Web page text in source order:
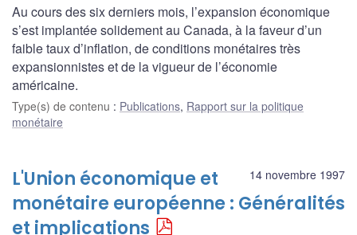
Au cours des six derniers mois, l’expansion économique
s’est implantée solidement au Canada, à la faveur d’un
faible taux d’inflation, de conditions monétaires très
expansionnistes et de la vigueur de l’économie
américaine.
Type(s) de contenu : Publications, Rapport sur la politique
monétaire
14 novembre 1997
L'Union économique et
monétaire européenne : Généralités
et implications